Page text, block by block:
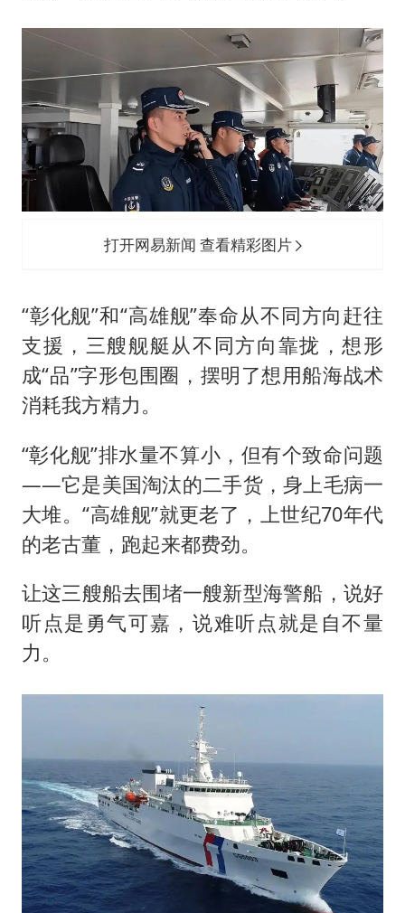
打开网易新闻 查看精彩图片
“彰化舰”和“高雄舰”奉命从不同方向赶往
支援，三艘舰艇从不同方向靠拢，想形
成“品”字形包围圈，摆明了想用船海战术
消耗我方精力。
“彰化舰”排水量不算小，但有个致命问题
——它是美国淘汰的二手货，身上毛病一
大堆。“高雄舰”就更老了，上世纪70年代
的老古董，跑起来都费劲。
让这三艘船去围堵一艘新型海警船，说好
听点是勇气可嘉，说难听点就是自不量
力。